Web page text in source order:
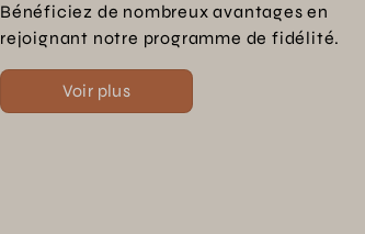
Bénéficiez de nombreux avantages en
rejoignant notre programme de fidélité.
Voir plus